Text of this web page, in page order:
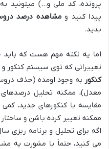
پرونده، کد ملی و…) میتونید
پیدا کنید ومشاهده درصد
بدید.
اما یه نکته مهم هست که
تغییراتی که توی سیستم کنکور
کنکور به وجود اومده (حذف
معدل)، ممکنه تحلیل
مقایسه با کنکورهای جدید،
ممکنه تغییر کرده باشن و
اگه برای تحلیل و برنامه ریزی
می کنید، حتماً با مشورت یه